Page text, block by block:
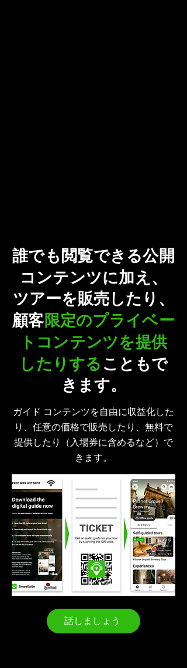
誰でも閲覧できる公開
コンテンツに加え 、
ツアーを販売したり、
顧客限定のプライベー
トコンテンツを提供
したりする こともで
きます。
ガイド コンテンツを自由に収益化した
り、任意の価格で販売したり、無料で
提供したり（入場券に含めるなど）で
きます。
話しましょう